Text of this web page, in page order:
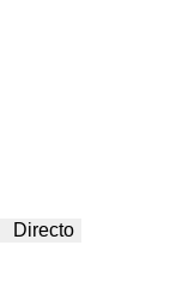
Directo